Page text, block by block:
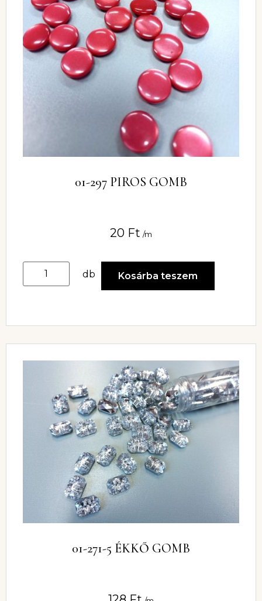
01-297 PIROS GOMB
20 Ft /m
db Kosárba teszem
01-271-5 ÉKKŐ GOMB